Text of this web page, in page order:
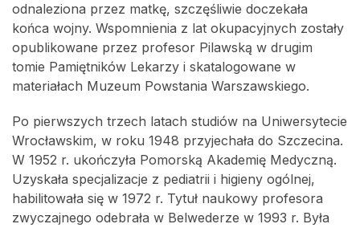
odnaleziona przez matkę, szczęśliwie doczekała
końca wojny. Wspomnienia z lat okupacyjnych zostały
opublikowane przez profesor Pilawską w drugim
tomie Pamiętników Lekarzy i skatalogowane w
materiałach Muzeum Powstania Warszawskiego.
Po pierwszych trzech latach studiów na Uniwersytecie
Wrocławskim, w roku 1948 przyjechała do Szczecina.
W 1952 r. ukończyła Pomorską Akademię Medyczną.
Uzyskała specjalizacje z pediatrii i higieny ogólnej,
habilitowała się w 1972 r. Tytuł naukowy profesora
zwyczajnego odebrała w Belwederze w 1993 r. Była